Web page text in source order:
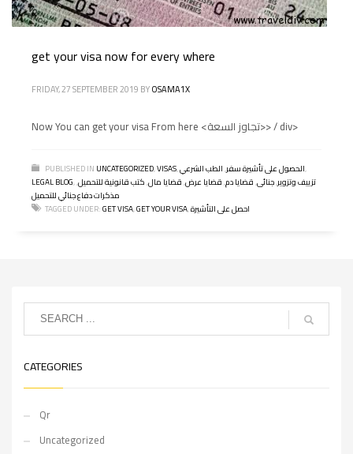
get your visa now for every where
FRIDAY, 27 SEPTEMBER 2019 BYOSAMA1X
Now You can get your visa From here <تجاوز السعة>> / div>
PUBLISHED IN UNCATEGORIZED,VISAS, الحصول على تأشيرة سفر,الطب الشرعي
,
LEGAL BLOG, تزييف وتزوير,جنائى,قضايا دم,قضايا عرض,قضايا مال,كتب قانونية للتحميل,
مذكرات دفاع جنائي للتحميل
TAGGED UNDER:GET VISA,GET YOUR VISA,احصل على التأشيرة
CATEGORIES
Qr
Uncategorized